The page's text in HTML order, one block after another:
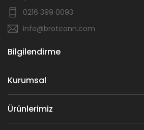
0216 399 0093
info@brotconn.com
Bilgilendirme
Kurumsal
Ürünlerimiz